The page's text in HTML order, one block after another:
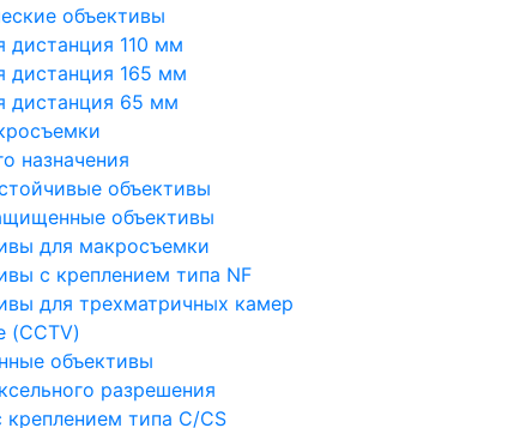
объективы
дистанция 110 мм
дистанция 165 мм
дистанция 65 мм
назначения
объективы
объективы
для макросъемки
с креплением типа NF
для трехматричных камер
(CCTV)
объективы
разрешения
типа C/CS